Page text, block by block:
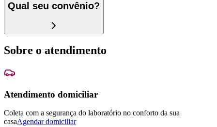
Qual seu convênio?
Sobre o atendimento
Atendimento domiciliar
Coleta com a segurança do laboratório no conforto da sua
casaAgendar domiciliar